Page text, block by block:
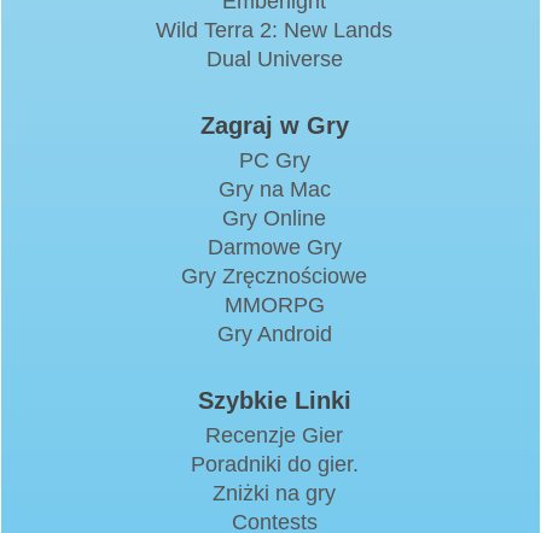
Wild Terra 2: New Lands
Dual Universe
Zagraj w Gry
PC Gry
Gry na Mac
Gry Online
Darmowe Gry
Gry Zręcznościowe
MMORPG
Gry Android
Szybkie Linki
Recenzje Gier
Poradniki do gier.
Zniżki na gry
Contests